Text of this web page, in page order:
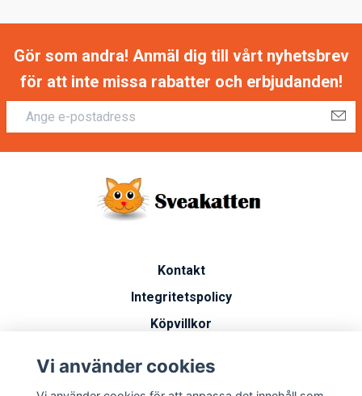
Gör som andra! Anmäl dig till vårt nyhetsbrev
för att inte missa rabatter och erbjudanden!
Kontakt
Integritetspolicy
Köpvillkor
Vanliga frågor
Vi använder cookies